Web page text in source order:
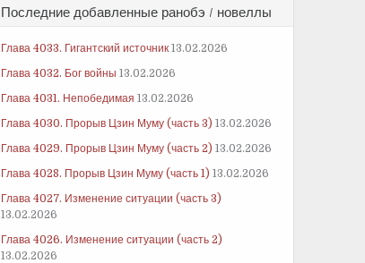
Последние добавленные ранобэ / новеллы
Глава 4033. Гигантский источник 13.02.2026
Глава 4032. Бог войны 13.02.2026
Глава 4031. Непобедимая 13.02.2026
Глава 4030. Прорыв Цзин Муму (часть 3) 13.02.2026
Глава 4029. Прорыв Цзин Муму (часть 2) 13.02.2026
Глава 4028. Прорыв Цзин Муму (часть 1) 13.02.2026
Глава 4027. Изменение ситуации (часть 3)
13.02.2026
Глава 4026. Изменение ситуации (часть 2)
13.02.2026